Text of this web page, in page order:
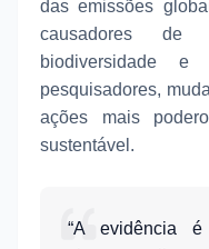
das emissões
causadores de
biodiversidade
pesquisadores,
ações mais
sustentável.
“A evidência